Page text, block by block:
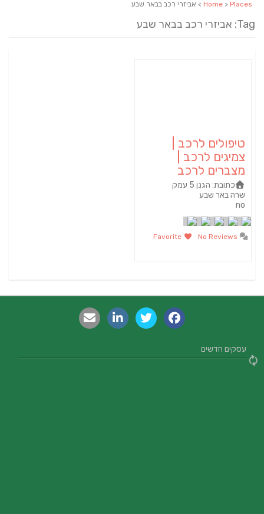
Home>Places > אביזרי רכב בבאר שבע
Tag: אביזרי רכב בבאר שבע
טיפולים לרכב |
צמיגים לרכב |
מצברים לרכב
כתובת:
הגנן 5 עמק
שרה באר שבע
no
No Reviews
Favorite
עסקים חדשים